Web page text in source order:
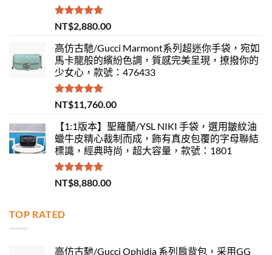
評分 5.00
滿分 5
NT$2,880.00
高仿古馳/Gucci Marmont系列超迷你手袋，宛如
馬卡龍般的繽紛色調，質感完美呈現，撩撥你的
少女心，款號：476433
評分5.00
滿分 5
NT$11,760.00
【1:1版本】聖羅蘭/YSL NIKI 手袋，選用皺紋油
蠟牛皮精心裁制而成，飾有真皮包覆的字母聯結
標識，經典時尚，超大容量，款號：1801
評分 5.00
滿分 5
NT$8,880.00
TOP RATED
高仿古馳/Gucci Ophidia 系列肩背包，采用GG